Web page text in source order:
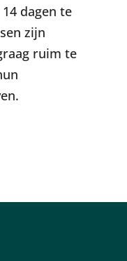
dagen te
zijn
ruim te